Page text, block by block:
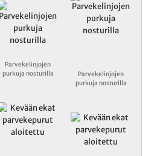
Parvekelinjojen
purkuja nosturilla
Parvekelinjojen
purkuja nosturilla